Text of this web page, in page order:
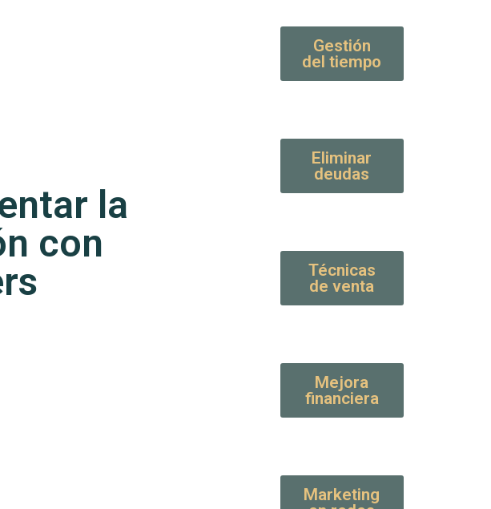
la
con
Gestión
del tiempo
Eliminar
deudas
Técnicas
de venta
Mejora
financiera
Marketing